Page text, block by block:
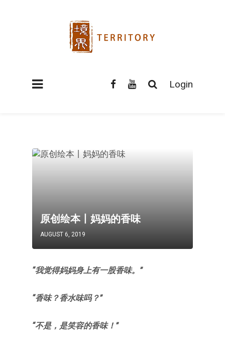
Login
原创绘本丨妈妈的香味
AUGUST 6, 2019
“我觉得妈妈身上有一股香味。”
“香味？香水味吗？”
“不是，是笑容的香味！”